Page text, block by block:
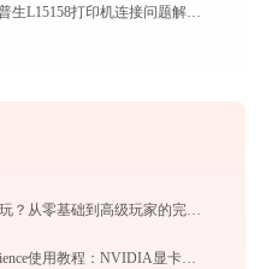
(2026最新) 爱普生L15158打印机连接问题解决方法 -金山毒霸
扫雷游戏怎么玩？从零基础到高级玩家的完全攻略（附必胜技巧）
GeForce Experience使用教程：NVIDIA显卡驱动更新与游戏优化录制完全指南